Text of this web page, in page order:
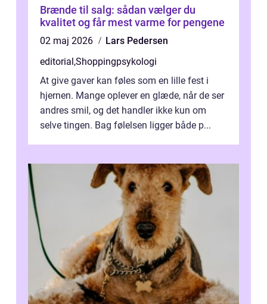
Brænde til salg: sådan vælger du
kvalitet og får mest varme for pengene
02 maj 2026
Lars Pedersen
editorial,Shoppingpsykologi
At give gaver kan føles som en lille fest i
hjernen. Mange oplever en glæde, når de ser
andres smil, og det handler ikke kun om
selve tingen. Bag følelsen ligger både p...